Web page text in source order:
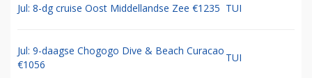
Jul: 8-dg cruise Oost Middellandse Zee €1235 TUI
Jul: 9-daagse Chogogo Dive & Beach Curacao
€1056
TUI